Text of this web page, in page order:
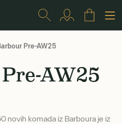
Pre-AW25
AW25
novih komada iz Barboura je iz